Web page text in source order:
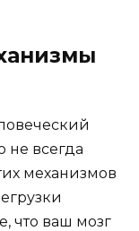
не всегда
механизмов
что ваш мозг